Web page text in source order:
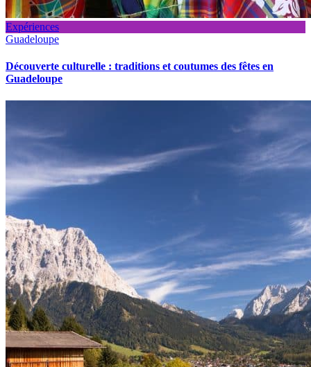
Expériences
Guadeloupe
Découverte culturelle : traditions et coutumes des fêtes en
Guadeloupe